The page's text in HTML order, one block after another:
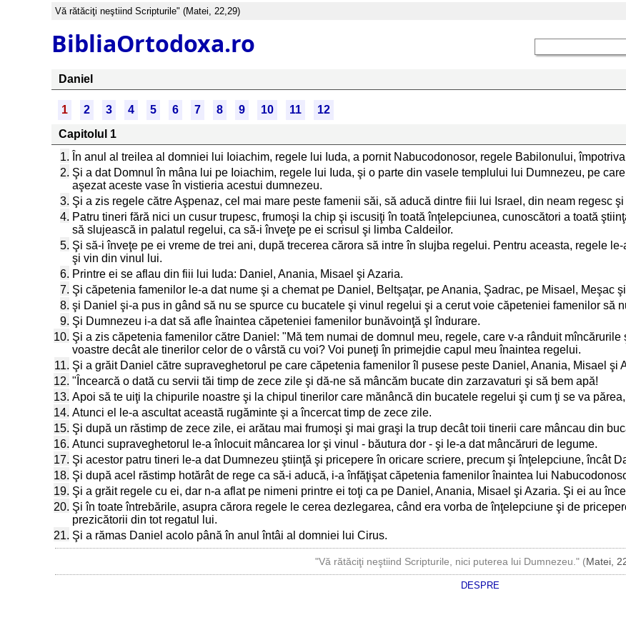
Vă rătăciţi neştiind Scripturile" (Matei, 22,29)
BibliaOrtodoxa.ro
Daniel
1 2 3 4 5 6 7 8 9 10 11
12
Capitolul 1
1. În anul al treilea al domniei lui Ioiachim, regele lui Iuda, a pornit Nabucodonosor, regele Babilonului,
2. Şi a dat Domnul în mâna lui pe Ioiachim, regele lui Iuda, şi o parte din vasele templului lui Dumnezeu, pe
aşezat aceste vase în vistieria acestui dumnezeu.
3. Şi a zis regele către Aşpenaz, cel mai mare peste famenii săi, să aducă dintre fiii lui Israel, din neam regesc
4. Patru tineri fără nici un cusur trupesc, frumoşi la chip şi iscusiţi în toată înţelepciunea, cunoscători a toată
să slujească in palatul regelui, ca să-i înveţe pe ei scrisul şi limba Caldeilor.
5. Şi să-i înveţe pe ei vreme de trei ani, după trecerea cărora să intre în slujba regelui. Pentru aceasta, regele
şi vin din vinul lui.
6. Printre ei se aflau din fiii lui Iuda: Daniel, Anania, Misael şi Azaria.
7. Şi căpetenia famenilor le-a dat nume şi a chemat pe Daniel, Beltşaţar, pe Anania, Şadrac, pe Misael, Meşac
8. şi Daniel şi-a pus in gând să nu se spurce cu bucatele şi vinul regelui şi a cerut voie căpeteniei famenilor să
9. Şi Dumnezeu i-a dat să afle înaintea căpeteniei famenilor bunăvoinţă şl îndurare.
10. Şi a zis căpetenia famenilor către Daniel: "Mă tem numai de domnul meu, regele, care v-a rânduit
voastre decât ale tinerilor celor de o vârstă cu voi? Voi puneţi în primejdie capul meu înaintea regelui.
11. Şi a grăit Daniel către supraveghetorul pe care căpetenia famenilor îl pusese peste Daniel, Anania, Misael şi
12. "Încearcă o dată cu servii tăi timp de zece zile şi dă-ne să mâncăm bucate din zarzavaturi şi să bem apă!
13. Apoi să te uiţi la chipurile noastre şi la chipul tinerilor care mănâncă din bucatele regelui şi cum ţi se va
14. Atunci el le-a ascultat această rugăminte şi a încercat timp de zece zile.
15. Şi după un răstimp de zece zile, ei arătau mai frumoşi şi mai graşi la trup decât toii tinerii care mâncau din
16. Atunci supraveghetorul le-a înlocuit mâncarea lor şi vinul - băutura dor - şi le-a dat mâncăruri de legume.
17. Şi acestor patru tineri le-a dat Dumnezeu ştiinţă şi pricepere în oricare scriere, precum şi înţelepciune, încât
18. Şi după acel răstimp hotărât de rege ca să-i aducă, i-a înfăţişat căpetenia famenilor înaintea lui
19. Şi a grăit regele cu ei, dar n-a aflat pe nimeni printre ei toţi ca pe Daniel, Anania, Misael şi Azaria. Şi ei au
20. Şi în toate întrebările, asupra cărora regele le cerea dezlegarea, când era vorba de înţelepciune şi de
prezicătorii din tot regatul lui.
21. Şi a rămas Daniel acolo până în anul întâi al domniei lui Cirus.
"Vă rătăciţi neştiind Scripturile, nici puterea lui Dumnezeu." (Matei,
DESPRE